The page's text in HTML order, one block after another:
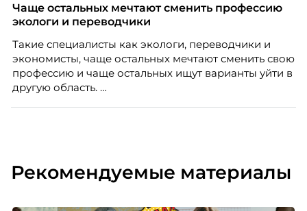
Чаще остальных мечтают сменить профессию
экологи и переводчики
Такие специалисты как экологи, переводчики и
экономисты, чаще остальных мечтают сменить свою
профессию и чаще остальных ищут варианты уйти в
другую область.
Рекомендуемые материалы